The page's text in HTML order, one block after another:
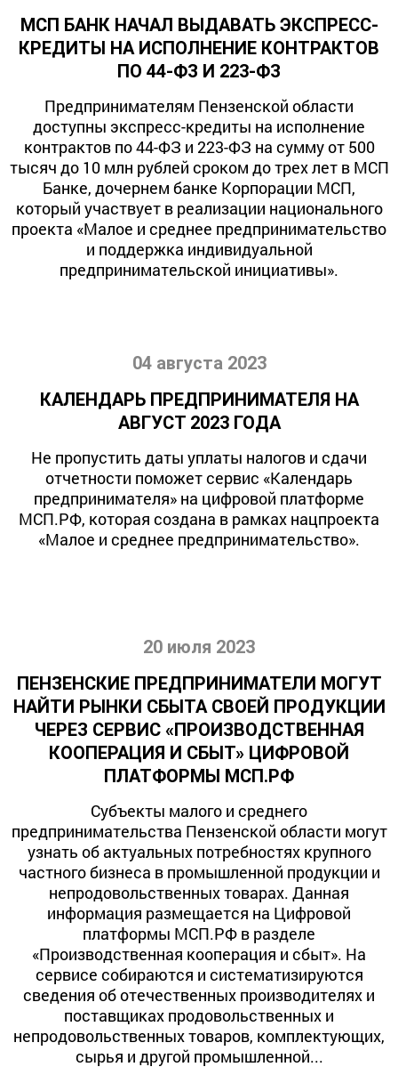
МСП БАНК НАЧАЛ ВЫДАВАТЬ ЭКСПРЕСС-
КРЕДИТЫ НА ИСПОЛНЕНИЕ КОНТРАКТОВ
ПО 44-ФЗ И 223-ФЗ
Предпринимателям Пензенской области
доступны экспресс-кредиты на исполнение
контрактов по 44-ФЗ и 223-ФЗ на сумму от 500
тысяч до 10 млн рублей сроком до трех лет в МСП
Банке, дочернем банке Корпорации МСП,
который участвует в реализации национального
проекта «Малое и среднее предпринимательство
и поддержка индивидуальной
предпринимательской инициативы».
04 августа 2023
КАЛЕНДАРЬ ПРЕДПРИНИМАТЕЛЯ НА
АВГУСТ 2023 ГОДА
Не пропустить даты уплаты налогов и сдачи
отчетности поможет сервис «Календарь
предпринимателя» на цифровой платформе
МСП.РФ, которая создана в рамках нацпроекта
«Малое и среднее предпринимательство».
20 июля 2023
ПЕНЗЕНСКИЕ ПРЕДПРИНИМАТЕЛИ МОГУТ
НАЙТИ РЫНКИ СБЫТА СВОЕЙ ПРОДУКЦИИ
ЧЕРЕЗ СЕРВИС «ПРОИЗВОДСТВЕННАЯ
КООПЕРАЦИЯ И СБЫТ» ЦИФРОВОЙ
ПЛАТФОРМЫ МСП.РФ
Субъекты малого и среднего
предпринимательства Пензенской области могут
узнать об актуальных потребностях крупного
частного бизнеса в промышленной продукции и
непродовольственных товарах. Данная
информация размещается на Цифровой
платформы МСП.РФ в разделе
«Производственная кооперация и сбыт». На
сервисе собираются и систематизируются
сведения об отечественных производителях и
поставщиках продовольственных и
непродовольственных товаров, комплектующих,
сырья и другой промышленной...